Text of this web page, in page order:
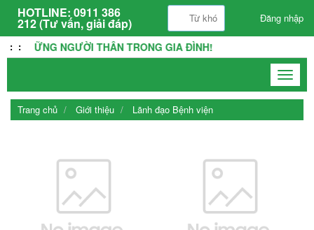
HOTLINE: 0911 386
212 (Tư vấn, giải đáp) Đăng nhập
: :NHỮNG NGƯỜI THÂN TRONG GIA ĐÌNH!
Toggle
Trang chủ
Giới thiệu Lãnh đạo Bệnh viện